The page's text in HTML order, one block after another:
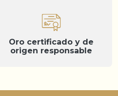
Oro certificado y de
origen responsable